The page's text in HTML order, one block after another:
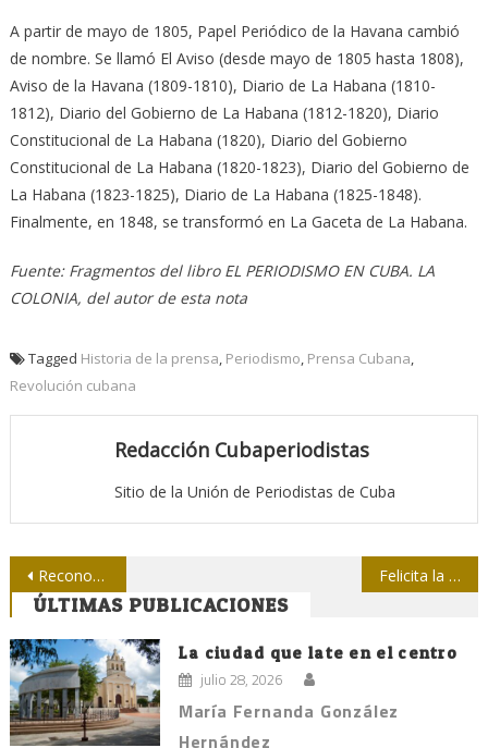
A partir de mayo de 1805, Papel Periódico de la Havana cambió
de nombre. Se llamó El Aviso (desde mayo de 1805 hasta 1808),
Aviso de la Havana (1809-1810), Diario de La Habana (1810-
1812), Diario del Gobierno de La Habana (1812-1820), Diario
Constitucional de La Habana (1820), Diario del Gobierno
Constitucional de La Habana (1820-1823), Diario del Gobierno de
La Habana (1823-1825), Diario de La Habana (1825-1848).
Finalmente, en 1848, se transformó en La Gaceta de La Habana.
Fuente: Fragmentos del libro EL PERIODISMO EN CUBA. LA
COLONIA, del autor de esta nota
Tagged Historia de la prensa, Periodismo, Prensa Cubana,
Revolución cubana
Redacción Cubaperiodistas
Sitio de la Unión de Periodistas de Cuba
Navegación
de
entradas
Reconocen a trabajadores de Islavisión Felicita la Upec a la TV Cubana en su aniversario 65
ÚLTIMAS PUBLICACIONES
La ciudad que late en el centro
julio 28, 2026
María Fernanda González
Hernández